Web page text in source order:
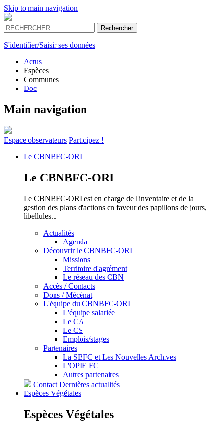
Skip to main navigation
S'identifier/Saisir ses données
Actus
Espèces
Communes
Doc
Main navigation
Espace observateurs Participez !
Le CBNBFC-ORI
Le CBNBFC-ORI
Le CBNBFC-ORI est en charge de l'inventaire et de la
gestion des plans d'actions en faveur des papillons de jours,
libellules...
Actualités
Agenda
Découvrir le CBNBFC-ORI
Missions
Territoire d'agrément
Le réseau des CBN
Accès / Contacts
Dons / Mécénat
L'équipe du CBNBFC-ORI
L'équipe salariée
Le CA
Le CS
Emplois/stages
Partenaires
La SBFC et Les Nouvelles Archives
L'OPIE FC
Autres partenaires
Contact Dernières actualités
Espèces Végétales
Espèces Végétales